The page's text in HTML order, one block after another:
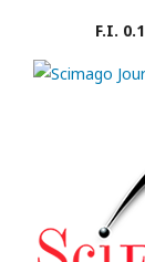
F.I. 0.1